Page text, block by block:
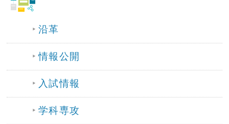
沿革
情報公開
入試情報
学科専攻